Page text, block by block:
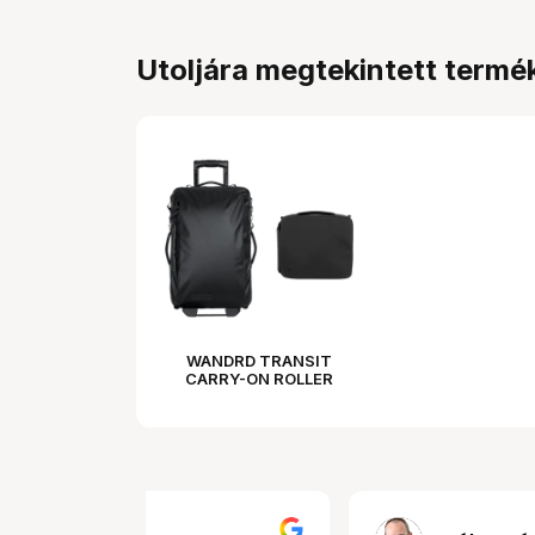
Utoljára megtekintett
WANDRD TRANSIT
CARRY-ON ROLLER